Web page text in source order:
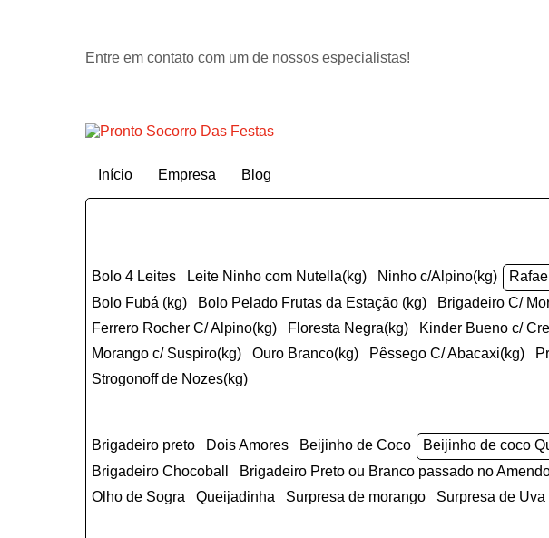
Entre em contato com um de nossos especialistas!
Início Empresa Blog
Bolo 4 Leites Leite Ninho com Nutella(kg) Ninho c/Alpino(kg)
Bolo Fubá (kg)
Bolo Pelado Frutas da Estação (kg) Brigadeiro C/
ferrero Rocher C/ Alpino(kg)
Floresta Negra(kg) Kinder Bueno c/
Morango c/ Suspiro(kg)
Ouro Branco(kg) Pêssego C/ Abacaxi(kg)
Strogonoff de Nozes(kg)
Brigadeiro preto Dois Amores Beijinho de Coco Beijinho de coco
Brigadeiro Chocoball
Brigadeiro Preto ou Branco passado no
Olho de Sogra
Queijadinha Surpresa de morango Surpresa de Uva